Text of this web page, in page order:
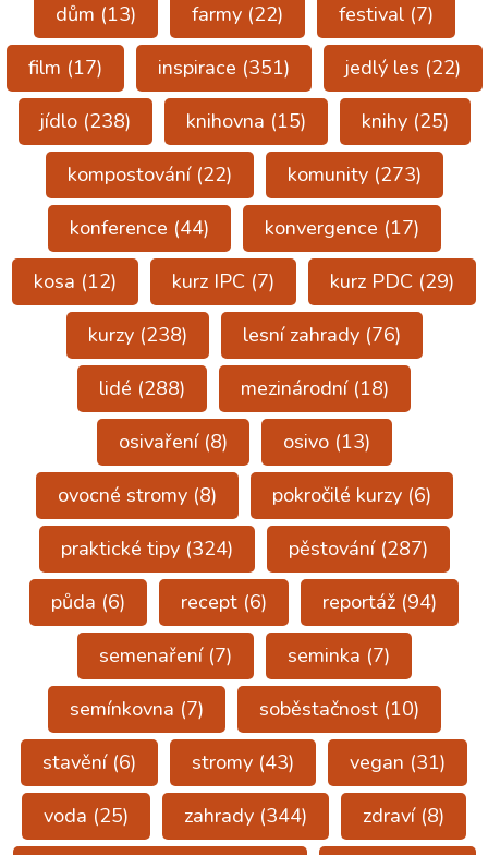
dům (13) farmy(22) festival(7)
film (17) inspirace (351) jedlý les (22)
jídlo(238) knihovna (15) knihy(25)
kompostování(22) komunity(273)
konference (44) konvergence (17)
kosa (12) kurz IPC (7) kurz PDC (29)
kurzy(238) lesní zahrady(76)
lidé (288) mezinárodní(18)
osivaření(8) osivo(13)
ovocné stromy(8) pokročilé kurzy(6)
praktické tipy(324) pěstování(287)
půda (6) recept (6) reportáž (94)
semenaření(7) seminka (7)
semínkovna (7) soběstačnost(10)
stavění(6) stromy (43) vegan (31)
voda (25) zahrady (344) zdraví(8)